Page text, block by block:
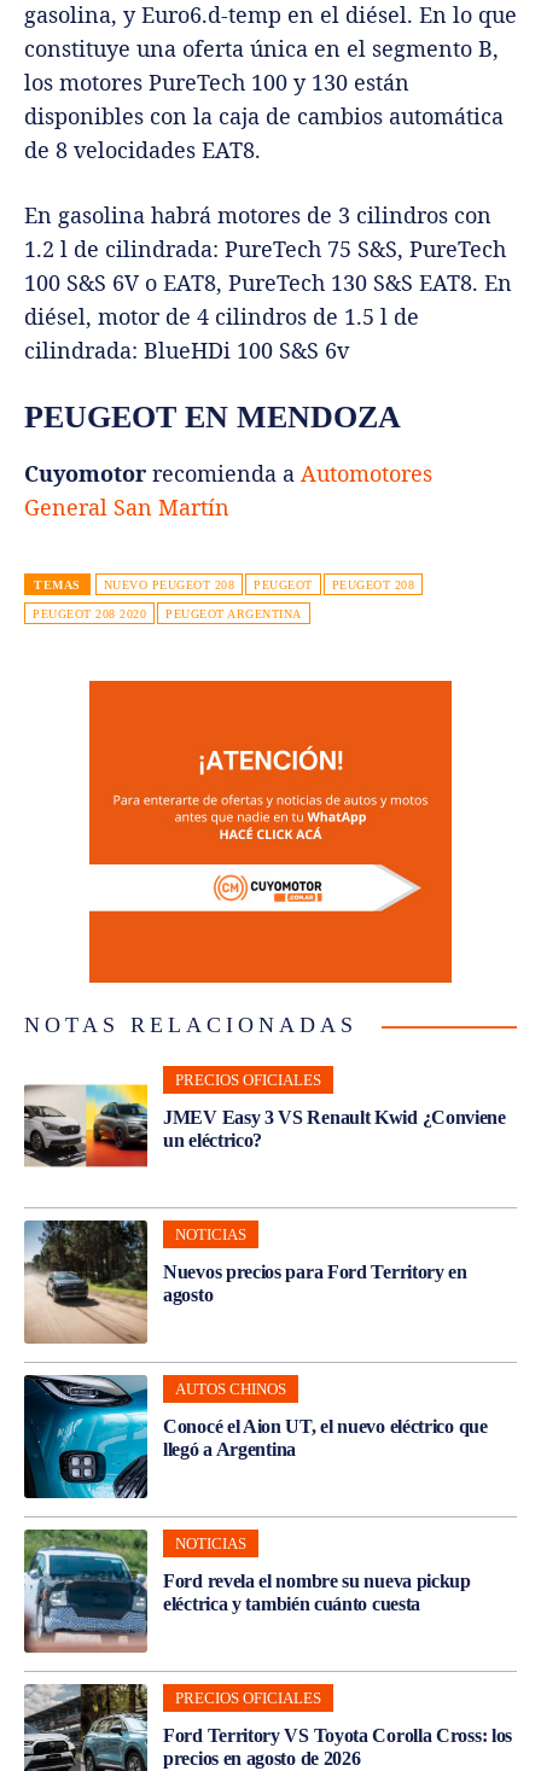
gasolina, y Euro6.d-temp en el diésel. En lo que
constituye una oferta única en el segmento B,
los motores PureTech 100 y 130 están
disponibles con la caja de cambios automática
de 8 velocidades EAT8.
En gasolina habrá motores de 3 cilindros con
1.2 l de cilindrada: PureTech 75 S&S, PureTech
100 S&S 6V o EAT8, PureTech 130 S&S EAT8. En
diésel, motor de 4 cilindros de 1.5 l de
cilindrada: BlueHDi 100 S&S 6v
PEUGEOT EN MENDOZA
Cuyomotor recomienda a Automotores
General San Martín
TEMAS NUEVO PEUGEOT 208 PEUGEOT PEUGEOT 208
PEUGEOT 208 2020 PEUGEOT ARGENTINA
NOTAS RELACIONADAS
PRECIOS OFICIALES
JMEV Easy 3 VS Renault Kwid ¿Conviene
un eléctrico?
NOTICIAS
Nuevos precios para Ford Territory en
agosto
AUTOS CHINOS
Conocé el Aion UT, el nuevo eléctrico que
llegó a Argentina
NOTICIAS
Ford revela el nombre su nueva pickup
eléctrica y también cuánto cuesta
PRECIOS OFICIALES
Ford Territory VS Toyota Corolla Cross: los
precios en agosto de 2026